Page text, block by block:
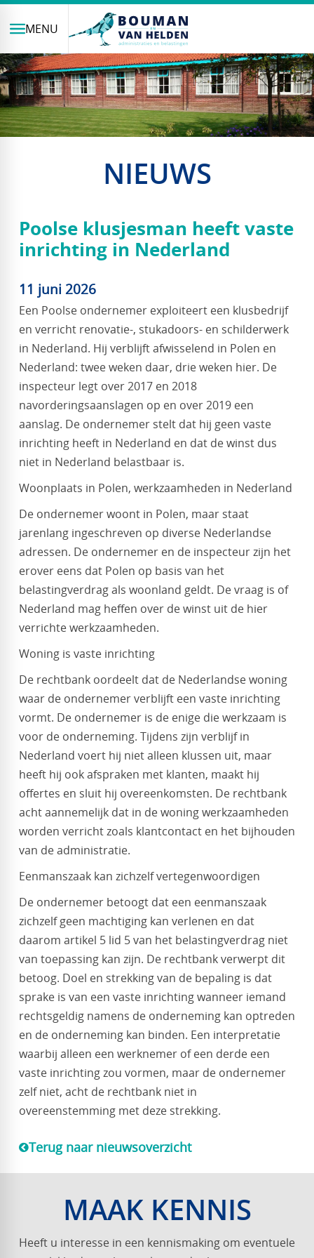
MENU
NIEUWS
Poolse klusjesman heeft vaste
inrichting in Nederland
11 juni 2026
Een Poolse ondernemer exploiteert een klusbedrijf
en verricht renovatie-, stukadoors- en schilderwerk
in Nederland. Hij verblijft afwisselend in Polen en
Nederland: twee weken daar, drie weken hier. De
inspecteur legt over 2017 en 2018
navorderingsaanslagen op en over 2019 een
aanslag. De ondernemer stelt dat hij geen vaste
inrichting heeft in Nederland en dat de winst dus
niet in Nederland belastbaar is.
Woonplaats in Polen, werkzaamheden in Nederland
De ondernemer woont in Polen, maar staat
jarenlang ingeschreven op diverse Nederlandse
adressen. De ondernemer en de inspecteur zijn het
erover eens dat Polen op basis van het
belastingverdrag als woonland geldt. De vraag is of
Nederland mag heffen over de winst uit de hier
verrichte werkzaamheden.
Woning is vaste inrichting
De rechtbank oordeelt dat de Nederlandse woning
waar de ondernemer verblijft een vaste inrichting
vormt. De ondernemer is de enige die werkzaam is
voor de onderneming. Tijdens zijn verblijf in
Nederland voert hij niet alleen klussen uit, maar
heeft hij ook afspraken met klanten, maakt hij
offertes en sluit hij overeenkomsten. De rechtbank
acht aannemelijk dat in de woning werkzaamheden
worden verricht zoals klantcontact en het bijhouden
van de administratie.
Eenmanszaak kan zichzelf vertegenwoordigen
De ondernemer betoogt dat een eenmanszaak
zichzelf geen machtiging kan verlenen en dat
daarom artikel 5 lid 5 van het belastingverdrag niet
van toepassing kan zijn. De rechtbank verwerpt dit
betoog. Doel en strekking van de bepaling is dat
sprake is van een vaste inrichting wanneer iemand
rechtsgeldig namens de onderneming kan optreden
en de onderneming kan binden. Een interpretatie
waarbij alleen een werknemer of een derde een
vaste inrichting zou vormen, maar de ondernemer
zelf niet, acht de rechtbank niet in
overeenstemming met deze strekking.
Terug naar nieuwsoverzicht
MAAK KENNIS
Heeft u interesse in een kennismaking om eventuele